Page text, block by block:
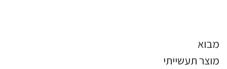
מבוא
מוצר תעשייתי